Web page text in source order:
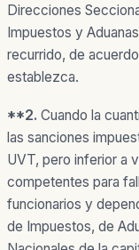
Direcciones
Impuestos y
recurrido, de
establezca.
**2. Cuando la
las sanciones
UVT, pero inferior a
competentes para
funcionarios y
de Impuestos, de